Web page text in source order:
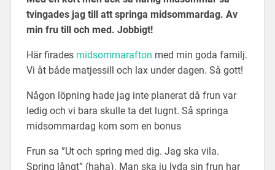
tvingades jag till att springa midsommardag. Av
min fru till och med. Jobbigt!
Här firades midsommarafton med min goda familj.
Vi åt både matjessill och lax under dagen. Så gott!
Någon löpning hade jag inte planerat då frun var
ledig och vi bara skulle ta det lugnt. Så springa
midsommardag kom som en bonus
Frun sa ”Ut och spring med dig. Jag ska vila.
Spring långt” (haha). Man ska ju lyda sin frun har